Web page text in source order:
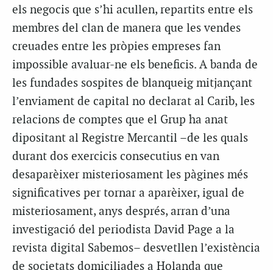
els negocis que s’hi acullen, repartits entre els
membres del clan de manera que les vendes
creuades entre les pròpies empreses fan
impossible avaluar-ne els beneficis. A banda de
les fundades sospites de blanqueig mitjançant
l’enviament de capital no declarat al Carib, les
relacions de comptes que el Grup ha anat
dipositant al Registre Mercantil –de les quals
durant dos exercicis consecutius en van
desaparèixer misteriosament les pàgines més
significatives per tornar a aparèixer, igual de
misteriosament, anys després, arran d’una
investigació del periodista David Page a la
revista digital Sabemos– desvetllen l’existència
de societats domiciliades a Holanda que